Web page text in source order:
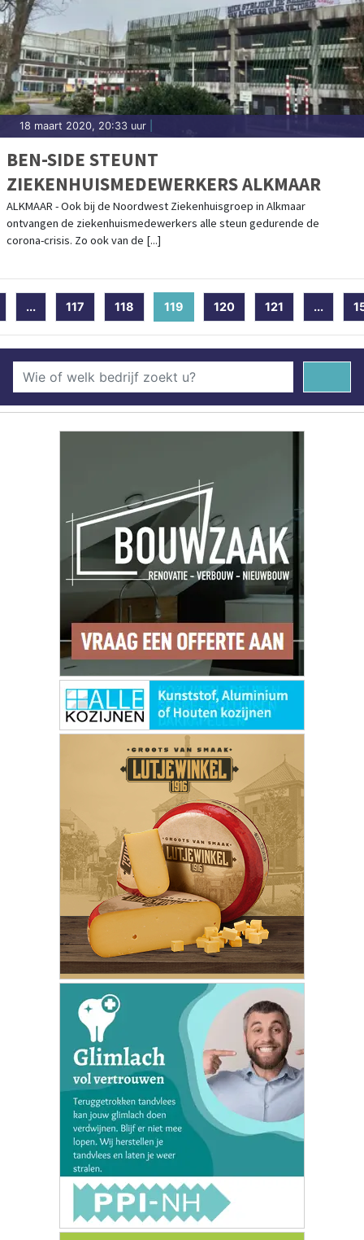
18 maart 2020, 20:33 uur
BEN-SIDE STEUNT
ZIEKENHUISMEDEWERKERS ALKMAAR
ALKMAAR - Ook bij de Noordwest Ziekenhuisgroep in Alkmaar
ontvangen de ziekenhuismedewerkers alle steun gedurende de
corona-crisis. Zo ook van de [...]
... 117 118 119 (current)
120 121 ...